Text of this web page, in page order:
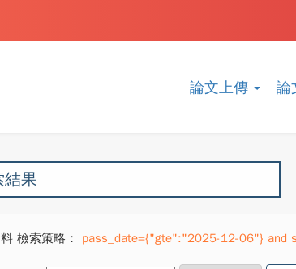
論文上傳 論
果
檢索策略：
pass_date={"gte":"2025-12-06"} and